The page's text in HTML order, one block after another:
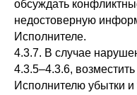
обсуждать
недостоверную
Исполнителе.
4.3.7. В случае
4.3.5–4.3.6, возместить
Исполнителю убытки